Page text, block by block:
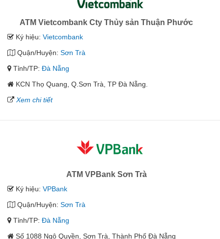
ATM Vietcombank Cty Thủy sản Thuận Phước
Ký hiệu: Vietcombank
Quận/Huyện: Sơn Trà
Tỉnh/TP: Đà Nẵng
KCN Thọ Quang, Q.Sơn Trà, TP Đà Nẵng.
Xem chi tiết
ATM VPBank Sơn Trà
Ký hiệu: VPBank
Quận/Huyện: Sơn Trà
Tỉnh/TP: Đà Nẵng
Số 1088 Ngô Quyền, Sơn Trà, Thành Phố Đà Nẵng